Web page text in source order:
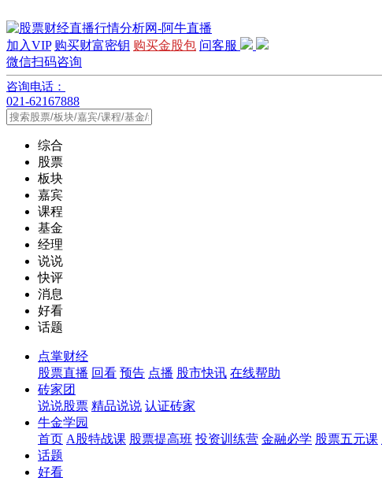
加入VIP 购买财富密钥 购买金股包 问客服
微信扫码咨询
咨询电话：
021-62167888
综合
股票
板块
嘉宾
课程
基金
经理
说说
快评
消息
好看
话题
点掌财经
股票直播 回看 预告 点播 股市快讯 在线帮助
砖家团
说说股票 精品说说 认证砖家
牛金学园
首页 A股特战课 股票提高班 投资训练营 金融必学 股票五元课
话题
好看